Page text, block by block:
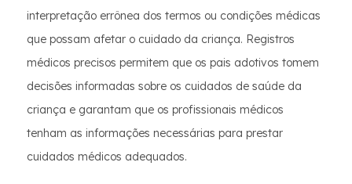
interpretação errônea dos termos ou condições médicas
que possam afetar o cuidado da criança. Registros
médicos precisos permitem que os pais adotivos tomem
decisões informadas sobre os cuidados de saúde da
criança e garantam que os profissionais médicos
tenham as informações necessárias para prestar
cuidados médicos adequados.